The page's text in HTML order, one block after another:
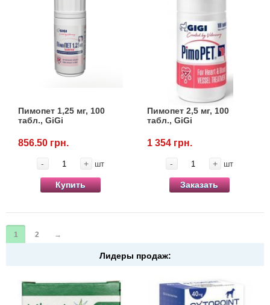
Пимопет 1,25 мг, 100
табл., GiGi
856.50 грн.
- + шт
Купить
Пимопет 2,5 мг, 100
табл., GiGi
1 354 грн.
- + шт
Заказать
1 2 →
Лидеры продаж: